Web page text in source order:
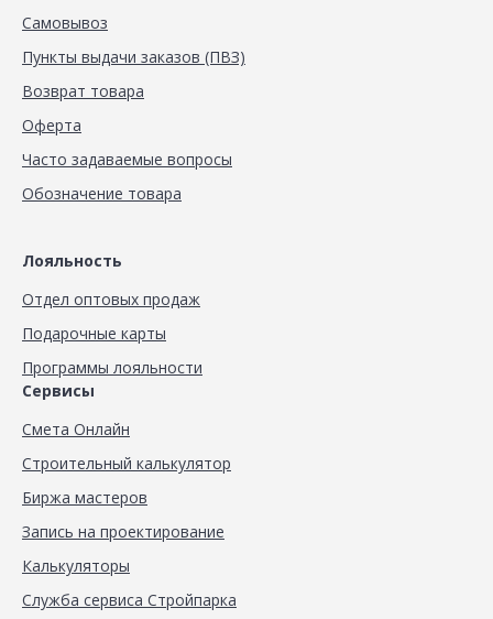
Самовывоз
Пункты выдачи заказов (ПВЗ)
Возврат товара
Оферта
Часто задаваемые вопросы
Обозначение товара
Лояльность
Отдел оптовых продаж
Подарочные карты
Программы лояльности
Сервисы
Смета Онлайн
Строительный калькулятор
Биржа мастеров
Запись на проектирование
Калькуляторы
Служба сервиса Стройпарка